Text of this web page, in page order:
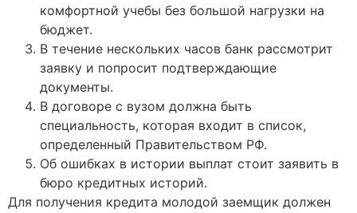
комфортной учебы без большой нагрузки на
бюджет.
В течение нескольких часов банк рассмотрит
заявку и попросит подтверждающие
документы.
В договоре с вузом должна быть
специальность, которая входит в список,
определенный Правительством РФ.
Об ошибках в истории выплат стоит заявить в
бюро кредитных историй.
Для получения кредита молодой заемщик должен